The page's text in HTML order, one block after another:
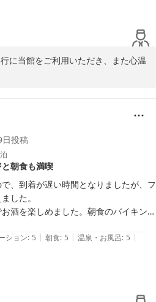
らのライナーバスをご利用いただ
ただけたとのこと、安心いたしまし
だけるご滞在を提供できるよう、サ
す。ぜひまた機会がございましたら
に当館をご利用いただき、また心温
にありがとうございます。
ービスをお楽しみいただき、お風呂
けたとのこと、大変嬉しく拝見いた
いという特別な機会に、事前のご連
き、ささやかではございますがプレ
、私どもにとっても大変光栄でござ
につきましても、言葉の不安なく快
たとのお言葉を頂戴し、安心いたし
とときに寄り添える宿であり続けら
しに努めてまいります。ぜひまた皆
、心よりお待ち申し上げておりま
投稿
朝食も満喫
、到着が遅い時間となりましたが、フ
した。
酒を楽しめました。朝食のバイキング
ます。
ション: 5 | 朝食: 5 | 温泉・お風呂: 5 |